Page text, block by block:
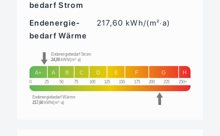
bedarf Strom
Endenergie­
bedarf Wärme
217,60 kWh/(m²·a)
0 25 50 75 100 125 150 175 200 225 250+
H
G
F
E
D
C
B
A
A+
Endenergiebedarf Strom
24,00kWh/(m²·a)
Endenergiebedarf Wärme
217,60 kWh/(m²·a)